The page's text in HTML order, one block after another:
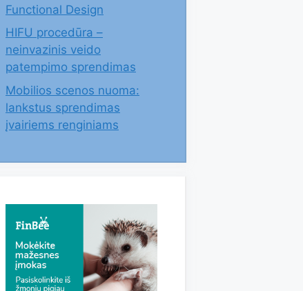
Functional Design
HIFU procedūra –
neinvazinis veido
patempimo sprendimas
Mobilios scenos nuoma:
lankstus sprendimas
įvairiems renginiams